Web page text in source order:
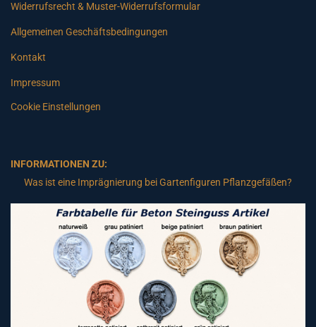
Widerrufsrecht & Muster-Widerrufsformular
Allgemeinen Geschäftsbedingungen
Kontakt
Impressum
Cookie Einstellungen
INFORMATIONEN ZU:
Was ist eine Imprägnierung bei Gartenfiguren Pflanzgefäßen?